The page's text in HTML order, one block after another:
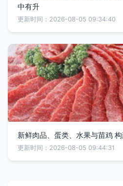
中有升
更新时间：2026-08-05 09:34:40
新鲜肉品、蛋类、水果与苗鸡
更新时间：2026-08-05 09:44:31